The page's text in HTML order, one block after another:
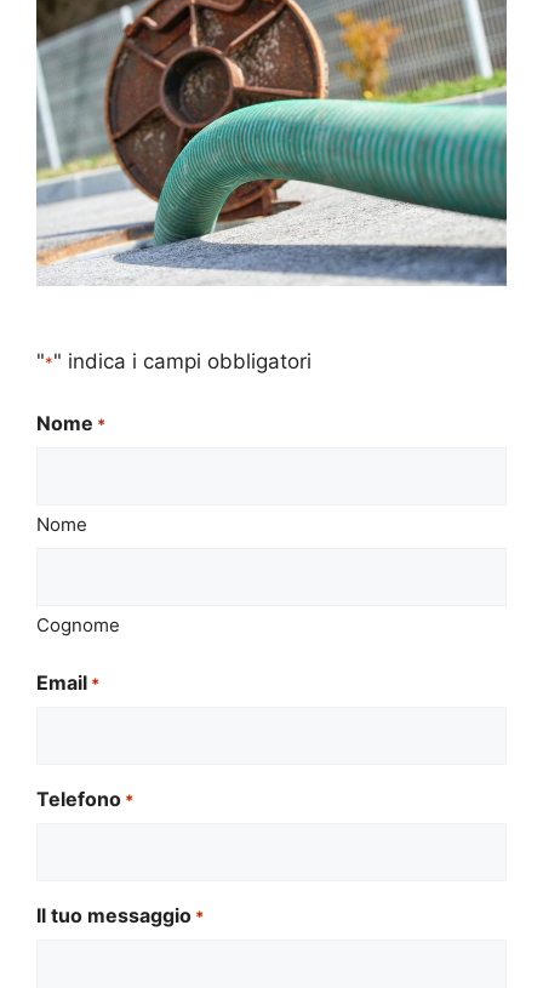
"*" indica i campi obbligatori
Nome *
Nome
Cognome
Email *
Telefono *
Il tuo messaggio *